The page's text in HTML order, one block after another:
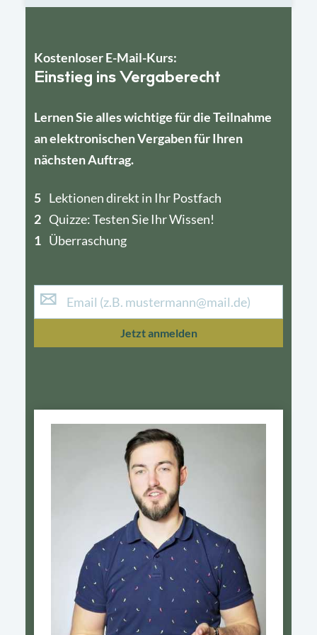
Kostenloser E-Mail-Kurs:
Einstieg ins Vergaberecht
Lernen Sie alles wichtige für die Teilnahme
an elektronischen Vergaben für Ihren
nächsten Auftrag.
5 Lektionen direkt in Ihr Postfach
2 Quizze: Testen Sie Ihr Wissen!
1 Überraschung
4
1
Jetzt anmelden